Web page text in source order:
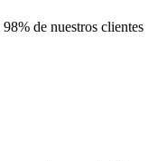
de nuestros clientes